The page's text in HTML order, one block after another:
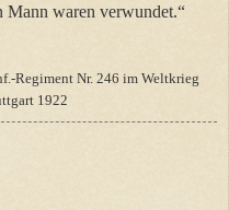
Mann waren verwundet.“
Regiment Nr. 246 im Weltkrieg
1922